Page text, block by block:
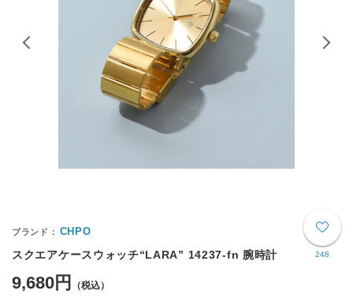
248
CHPO
スクエアケースウォッチ“LARA” 14237-fn 腕時計
9,680円